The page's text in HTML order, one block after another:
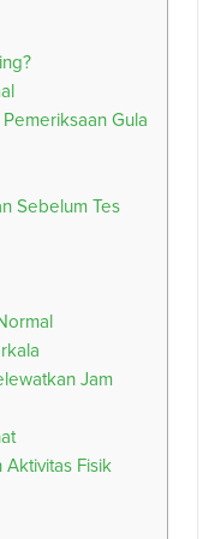
Gula
Sebelum Tes
Jam
Aktivitas Fisik